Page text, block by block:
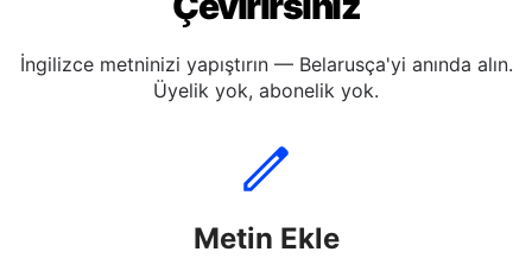
Türkçe'yi Belarusça'ye Nasıl
Çevirirsiniz
Üyelik yok, abonelik yok.